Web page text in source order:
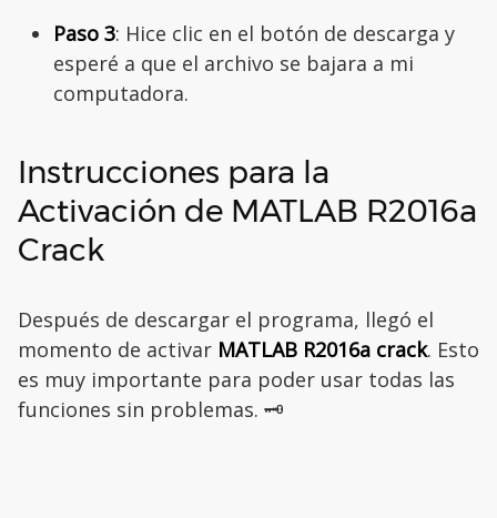
Paso 3: Hice clic en el botón de descarga y
esperé a que el archivo se bajara a mi
computadora.
Instrucciones para la
Activación de MATLAB R2016a
Crack
Después de descargar el programa, llegó el
momento de activar MATLAB R2016a crack. Esto
es muy importante para poder usar todas las
funciones sin problemas. 🗝️